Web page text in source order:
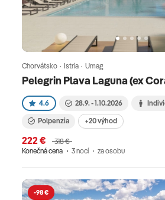
Pelegrin Plava Laguna (ex
Chorvátsko · Istria · Umag
4.6 28.9. - 1.10.2026
Polpenzia +20 výhod
222 €
318 €
Konečná cena
3 nocí za osobu
-98 €